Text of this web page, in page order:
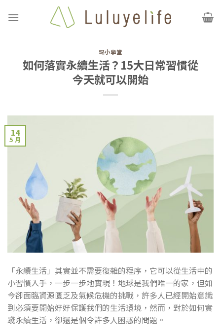
璐小學堂
如何落實永續生活？15大日常習慣從
今天就可以開始
14
5 月
「永續生活」其實並不需要復雜的程序，它可以從生活中的
小習慣入手，一步一步地實現！地球是我們唯一的家，但如
今卻面臨資源匱乏及氣候危機的挑戰，許多人已經開始意識
到必須要開始好好保護我們的生活環境，然而，對於如何實
踐永續生活，卻還是個令許多人困惑的問題。